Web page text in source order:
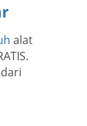
alat